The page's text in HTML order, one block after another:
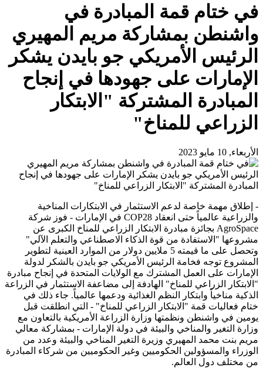
في ختام قمة المبادرة في
واشنطن بمشاركة مريم المهيري
الرئيس الأمريكي جو بايدن يشكر
الإمارات على جهودها في إنجاح
المبادرة المشتركة "الابتكار
الزراعي للمناخ"
الأربعاء, 10 مايو 2023
- إطلاق مهمة خاصة لدعم الاستثمار في الابتكارات المناخية
والزراعية عالمياً حتى انعقاد COP28 في الإمارات - فوز شركة
AgroSpace بجائزة مبادرة الابتكار الزراعي للمناخ الكبرى عن
مشروعها "الاستفادة من قوة الذكاء الاصطناعي والتعلم الآلي"
وتحصل على ما قيمته 5 ملايين دولار من الموارد العينية لتطوير
المشروع توجه فخامة الرئيس الأمريكي جو بايدن بالشكر لدولة
الإمارات على العمل المشترك مع الولايات المتحدة في إنجاح مبادرة
"الابتكار الزراعي للمناخ" الهادفة إلى مضاعفة الاستثمار في الزراعة
الذكية مناخياً وابتكار النظم الغذائية ودعمها عالمياً. جاء ذلك في
ختام فعاليات قمة "الابتكار الزراعي للمناخ" - التي انطلقت قبل
يومين في واشنطن ونظمتها وزارة الزراعة الأمريكية بالتعاون مع
وزارة التغير والمناخي والبيئة في دولة الإمارات - بمشاركة معالي
مريم بنت محمد المهيري وزيرة التغير المناخي والبيئة وعدد من
الوزراء والمسؤولين الحكوميين وغير الحكوميين من شركاء المبادرة
من مختلف دول العالم.